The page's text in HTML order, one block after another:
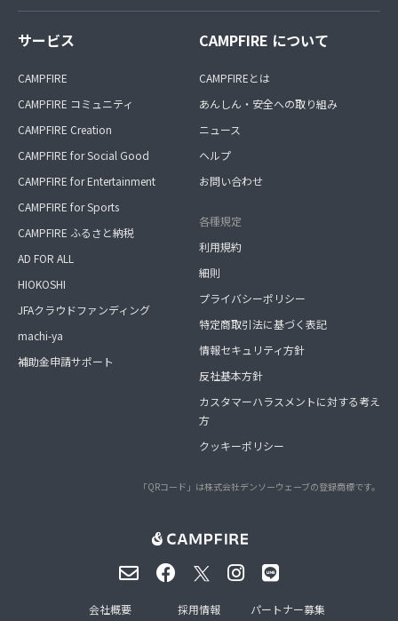
サービス
CAMPFIRE
CAMPFIRE コミュニティ
CAMPFIRE Creation
CAMPFIRE for Social Good
CAMPFIRE for Entertainment
CAMPFIRE for Sports
CAMPFIRE ふるさと納税
AD FOR ALL
HIOKOSHI
JFAクラウドファンディング
machi-ya
補助金申請サポート
CAMPFIRE について
CAMPFIREとは
あんしん・安全への取り組み
ニュース
ヘルプ
お問い合わせ
各種規定
利用規約
細則
プライバシーポリシー
特定商取引法に基づく表記
情報セキュリティ方針
反社基本方針
カスタマーハラスメントに対する考え
方
クッキーポリシー
「QRコード」は株式会社デンソーウェーブの登録商標です。
会社概要 採用情報 パートナー募集